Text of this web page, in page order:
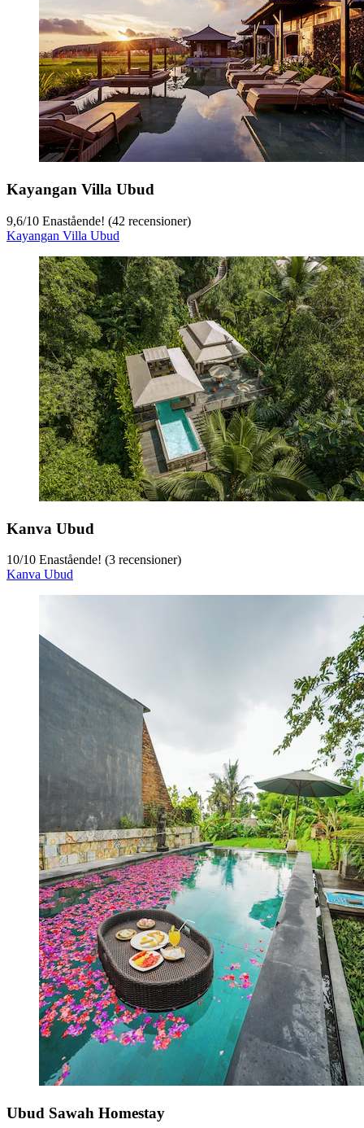
Kayangan Villa Ubud
9,6/10 Enastående! (42 recensioner)
Kayangan Villa Ubud
Kanva Ubud
10/10 Enastående! (3 recensioner)
Kanva Ubud
Ubud Sawah Homestay